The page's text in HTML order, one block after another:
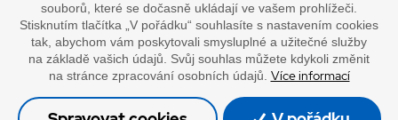
”Lepíme s jistotou”
souborů, které se dočasně ukládají ve vašem prohlížeči.
Stisknutím tlačítka „V pořádku“ souhlasíte s nastavením cookies
tak, abychom vám poskytovali smysluplné a užitečné služby
na základě vašich údajů. Svůj souhlas můžete kdykoli změnit
na stránce zpracování osobních údajů. Více informací